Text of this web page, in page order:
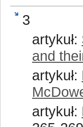
3
artykuł:
and
artykuł:
artykuł: